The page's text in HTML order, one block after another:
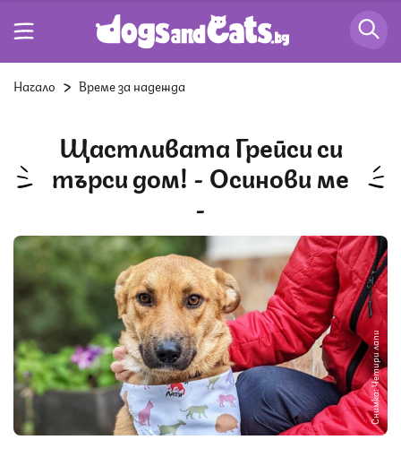
Начало Време за надежда
Щастливата Грейси си
търси дом! - Осинови ме
-
Снимка: Четири лапи